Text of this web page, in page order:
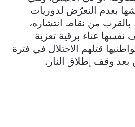
بعدم التعرّض لدوريات
بالقرب من نقاط انتشاره،
نفسها عناء برقية تعزية
قتلهم الاحتلال في فترة
بعد وقف إطلاق النار.